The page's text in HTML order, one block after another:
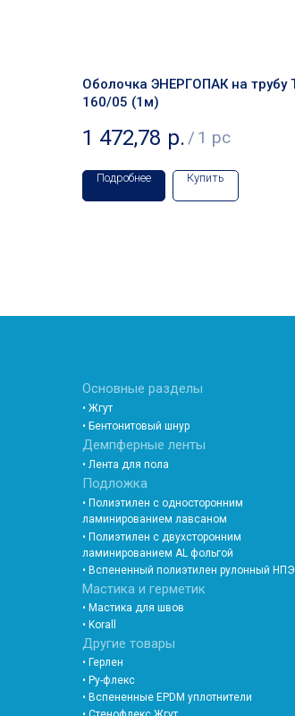
Оболочка ЭНЕРГОПАК на трубу
160/05 (1м)
1 472,78 р. / 1 pc
Подробнее Купить
Основные разделы
• Жгут
• Бентонитовый шнур
Демпферные ленты
• Лента для пола
Подложка
• Полиэтилен с односторонним
ламинированием лавсаном
• Полиэтилен с двухсторонним
ламинированием AL фольгой
• Вспененный полиэтилен рулонный НПЭ
Мастика и герметик
• Мастика для швов
• Korall
Другие товары
• Герлен
• Ру-флекс
• Вспененные EPDM уплотнители